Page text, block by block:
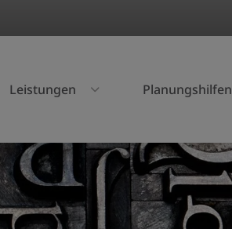
Leistungen Planungshilfen